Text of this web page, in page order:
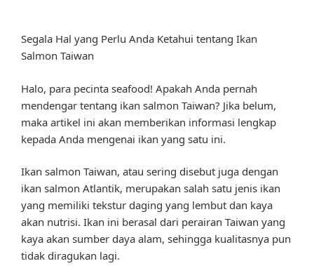
Segala Hal yang Perlu Anda Ketahui tentang Ikan
Salmon Taiwan
Halo, para pecinta seafood! Apakah Anda pernah
mendengar tentang ikan salmon Taiwan? Jika belum,
maka artikel ini akan memberikan informasi lengkap
kepada Anda mengenai ikan yang satu ini.
Ikan salmon Taiwan, atau sering disebut juga dengan
ikan salmon Atlantik, merupakan salah satu jenis ikan
yang memiliki tekstur daging yang lembut dan kaya
akan nutrisi. Ikan ini berasal dari perairan Taiwan yang
kaya akan sumber daya alam, sehingga kualitasnya pun
tidak diragukan lagi.